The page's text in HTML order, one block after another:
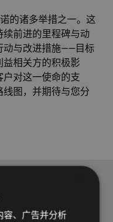
的诸多举措之一。这
前进的里程碑与动
动与改进措施——目标
相关方的积极影
对这一使命的支
图，并期待与您分
闻和实用信息。
容、广告并分析